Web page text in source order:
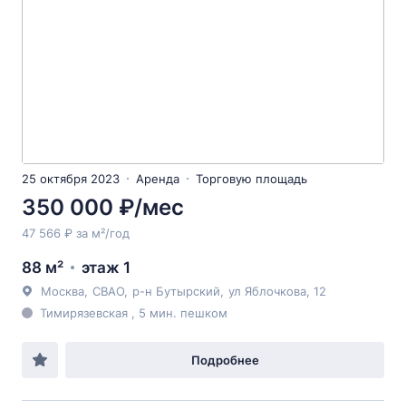
25 октября 2023 Аренда Торговую площадь
350 000 ₽/мес
47 566 ₽ за м²/год
88 м² этаж 1
Москва СВАО р-н Бутырский ул Яблочкова , 12
Тимирязевская , 5 мин. пешком
Подробнее